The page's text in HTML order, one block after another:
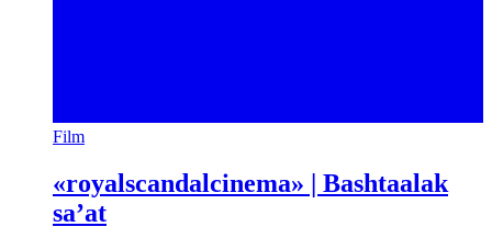
Film
«royalscandalcinema» | Bashtaalak
sa’at